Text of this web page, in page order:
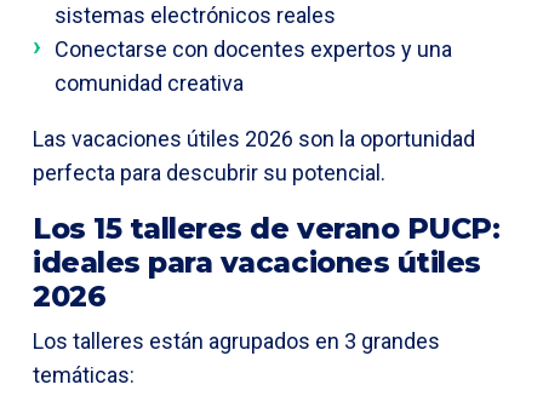
sistemas electrónicos reales
Conectarse con docentes expertos y una
comunidad creativa
Las vacaciones útiles 2026 son la oportunidad
perfecta para descubrir su potencial.
Los 15 talleres de verano PUCP:
ideales para vacaciones útiles
2026
Los talleres están agrupados en 3 grandes
temáticas: